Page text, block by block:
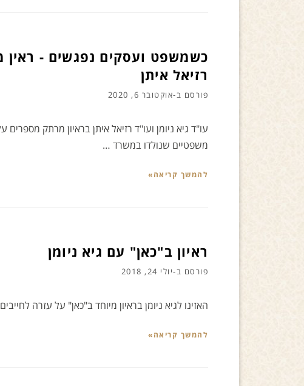
כשמשפט ועסקים נפגשים - ראין
רזיאל איתן
פורסם ב-אוקטובר 6, 2020
עו"ד גיא ניומן ועו"ד רזיאל איתן בראיון מרתק
משפטיים שנולדו במשרד …
להמשך קריאה»
ראיון ב"כאן" עם גיא ניומן
פורסם ב-יולי 24, 2018
האזינו לגיא ניומן בראיון מיוחד ב"כאן" על עזרה
להמשך קריאה»